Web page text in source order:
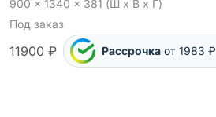
900 x 1340 x 381 (Ш x В x Г)
Под заказ
11900 ₽ Рассрочка от 1983 ₽